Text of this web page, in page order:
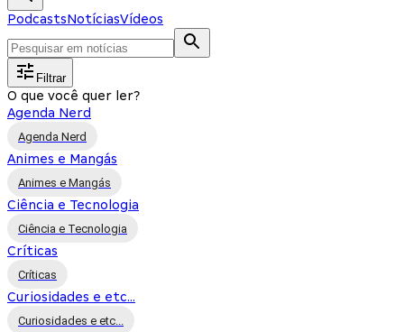
PodcastsNotíciasVídeos
Filtrar
O que você quer ler?
Agenda Nerd
Agenda Nerd
Animes e Mangás
Animes e Mangás
Ciência e Tecnologia
Ciência e Tecnologia
Críticas
Críticas
Curiosidades e etc...
Curiosidades e etc...